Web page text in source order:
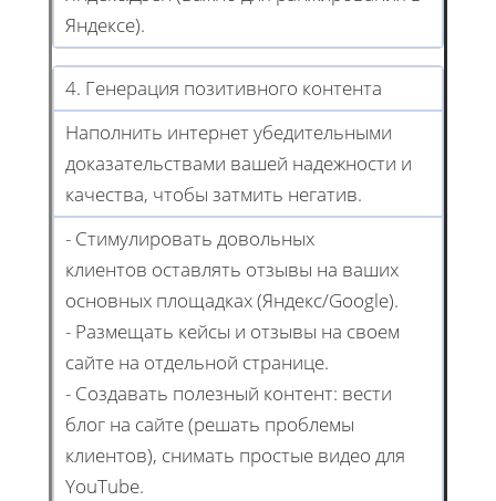
Яндексе).
4. Генерация позитивного контента
Наполнить интернет убедительными
доказательствами вашей надежности и
качества, чтобы затмить негатив.
- Стимулировать довольных
клиентов оставлять отзывы на ваших
основных площадках (Яндекс/Google).
- Размещать кейсы и отзывы на своем
сайте на отдельной странице.
- Создавать полезный контент: вести
блог на сайте (решать проблемы
клиентов), снимать простые видео для
YouTube.